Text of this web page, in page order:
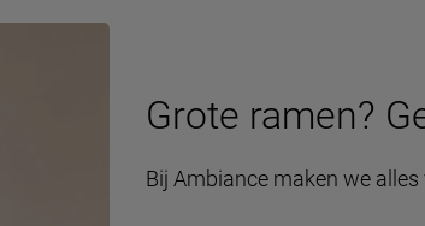
Grote ramen?
Bij Ambiance maken we